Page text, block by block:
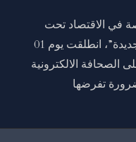
في الاقتصاد تحت
شعار “نافذة على اقتصاد الجزائر الجديدة”، انطلقت يوم 01
على الصحافة الالكترونية
تفرضها